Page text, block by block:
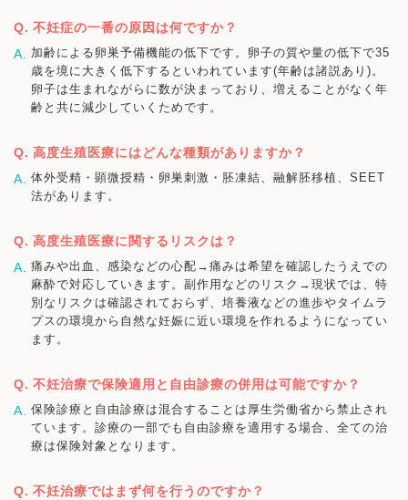
不妊症の一番の原因は何ですか？
加齢による卵巣予備機能の低下です。卵子の質や量の低下で35
歳を境に大きく低下するといわれています(年齢は諸説あり)。
卵子は生まれながらに数が決まっており、増えることがなく年
齢と共に減少していくためです。
高度生殖医療にはどんな種類がありますか？
体外受精・顕微授精・卵巣刺激・胚凍結、融解胚移植、SEET
法があります。
高度生殖医療に関するリスクは？
痛みや出血、感染などの心配→痛みは希望を確認したうえでの
麻酔で対応していきます。副作用などのリスク→現状では、特
別なリスクは確認されておらず、培養液などの進歩やタイムラ
プスの環境から自然な妊娠に近い環境を作れるようになってい
ます。
不妊治療で保険適用と自由診療の併用は可能ですか？
保険診療と自由診療は混合することは厚生労働省から禁止され
ています。診療の一部でも自由診療を適用する場合、全ての治
療は保険対象となります。
不妊治療ではまず何を行うのですか？